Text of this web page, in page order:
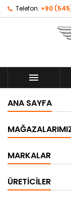
Telefon: +90

ANA SAYFA
MARKALAR
ÜRETICILER